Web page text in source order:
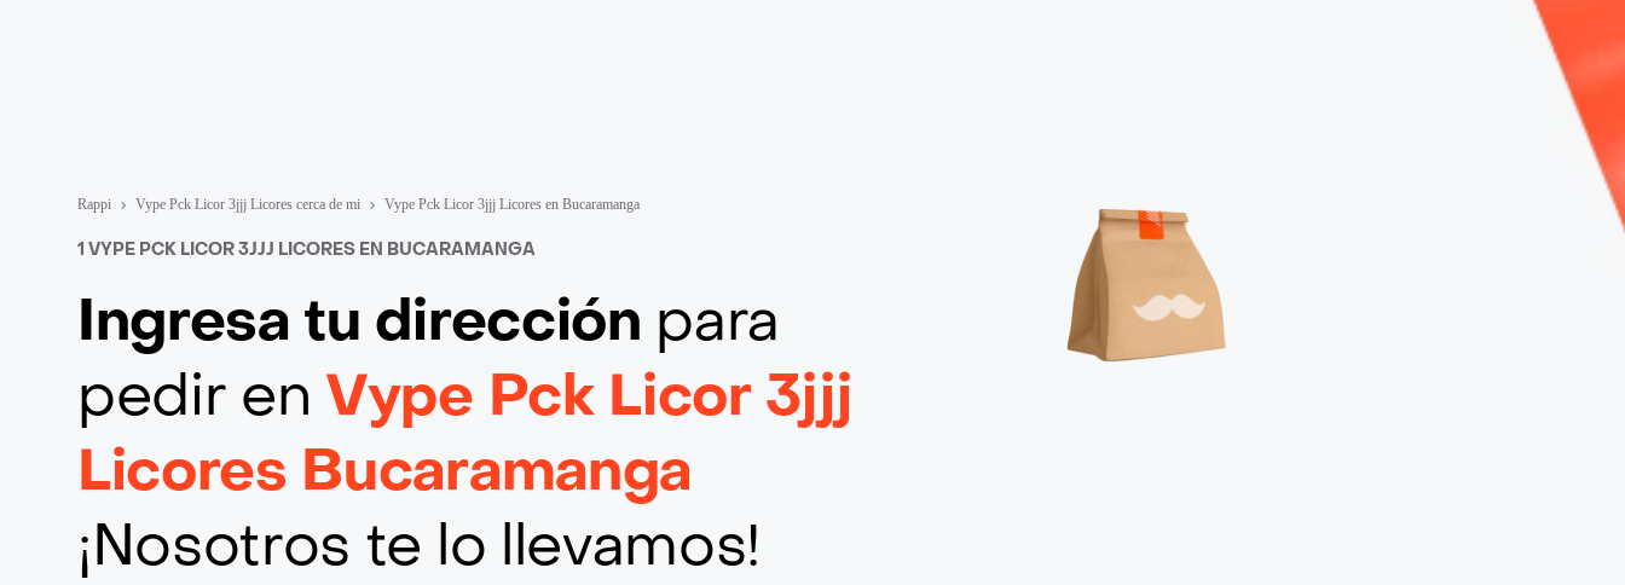
Rappi Vype Pck Licor 3jjj Licores cerca de mi Vype Pck Licor 3jjj Licores en Bucaramanga
1 VYPE PCK LICOR 3JJJ LICORES EN BUCARAMANGA
Ingresa tu dirección para
pedir en Vype Pck Licor 3jjj
Licores Bucaramanga
¡Nosotros te lo llevamos!